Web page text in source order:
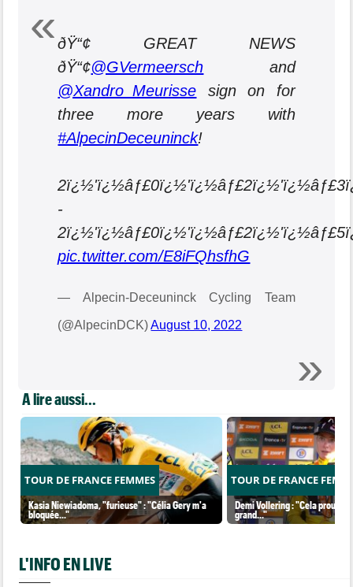
ðŸ“¢ GREAT NEWS
ðŸ“¢@GVermeersch and
@Xandro_Meurisse sign on for
three more years with
#AlpecinDeceuninck!
-
pic.twitter.com/E8iFQhsfhG
— Alpecin-Deceuninck Cycling Team
(@AlpecinDCK)August 10, 2022
A lire aussi...
TOUR DE FRANCE FEMMES
Kasia Niewiadoma, "furieuse" : "Célia Gery m'a
bloquée..."
TOUR DE FRANCE
Demi Vollering : "Cela prouve
grand..."
L'INFO EN LIVE